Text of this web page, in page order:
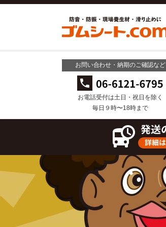
お問い合わせ・納期のご確認など
お電話受付は土日・祝日を除く
毎日９時〜18時まで